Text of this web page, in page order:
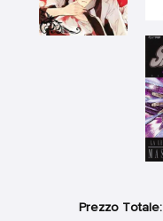
Prezzo Totale: